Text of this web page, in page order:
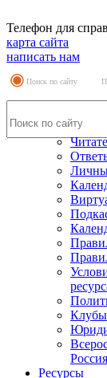
Телефон для
карта сайта
написать нам
Поиск по сайту
Клубы
Ресурсы